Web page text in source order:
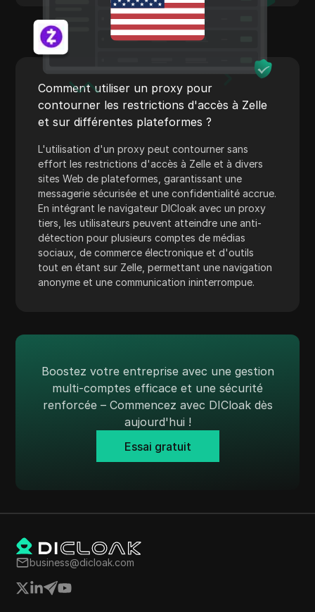
Payoneer
Pinterest
Annonces Pinterest
Poshmark
PropellerAds
Quora
Rakuten
Reddit
Annonces Reddit
Snapchat
SoundCloud
Telegram
TikTok
Comment utiliser un proxy pour
contourner les restrictions d'accès à Zelle
et sur différentes plateformes ?
L'utilisation d'un proxy peut contourner sans
effort les restrictions d'accès à Zelle et à divers
sites Web de plateformes, garantissant une
messagerie sécurisée et une confidentialité accrue.
En intégrant le navigateur DICloak avec un proxy
tiers, les utilisateurs peuvent atteindre une anti-
détection pour plusieurs comptes de médias
sociaux, de commerce électronique et d'outils
tout en étant sur Zelle, permettant une navigation
anonyme et une communication ininterrompue.
Boostez votre entreprise avec une gestion
multi-comptes efficace et une sécurité
renforcée – Commencez avec DICloak dès
aujourd'hui !
Essai gratuit
business@dicloak.com